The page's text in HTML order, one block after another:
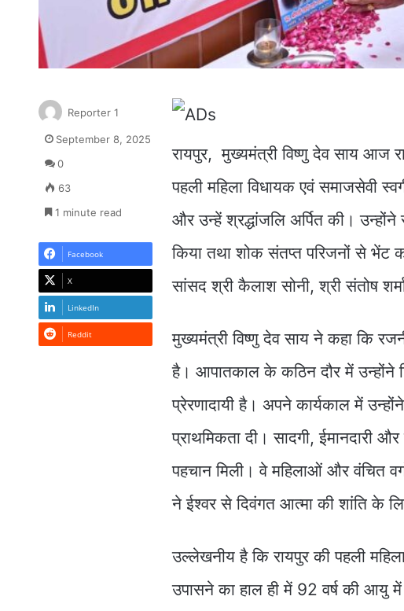
रायपुर, मुख्यमंत्री विष्णु देव साय आज
पहली महिला विधायक एवं समाजसेवी
और उन्हें श्रद्धांजलि अर्पित की।
किया तथा शोक संतप्त परिजनों से भेंट
सांसद श्री कैलाश सोनी, श्री संतोष
मुख्यमंत्री विष्णु देव साय ने कहा कि
है। आपातकाल के कठिन दौर में उन्होंने
प्रेरणादायी है। अपने कार्यकाल में
प्राथमिकता दी। सादगी, ईमानदारी
पहचान मिली। वे महिलाओं और वंचित
ने ईश्वर से दिवंगत आत्मा की शांति के
उल्लेखनीय है कि रायपुर की पहली
उपासने का हाल ही में 92 वर्ष की आयु में
Reporter 1
September 8, 2025
0
63
1 minute read
Facebook
X
LinkedIn
Reddit